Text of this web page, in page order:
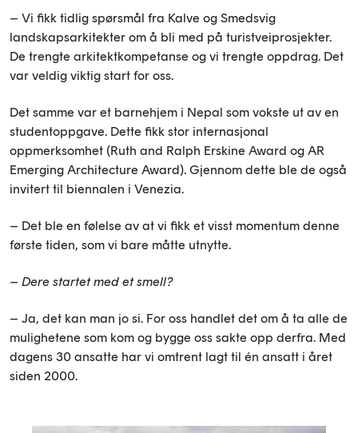
– Vi fikk tidlig spørsmål fra Kalve og Smedsvig
landskapsarkitekter om å bli med på turistveiprosjekter.
De trengte arkitektkompetanse og vi trengte oppdrag. Det
var veldig viktig start for oss.
Det samme var et barnehjem i Nepal som vokste ut av en
studentoppgave. Dette fikk stor internasjonal
oppmerksomhet (Ruth and Ralph Erskine Award og AR
Emerging Architecture Award). Gjennom dette ble de også
invitert til biennalen i Venezia.
– Det ble en følelse av at vi fikk et visst momentum denne
første tiden, som vi bare måtte utnytte.
– Dere startet med et smell?
– Ja, det kan man jo si. For oss handlet det om å ta alle de
mulighetene som kom og bygge oss sakte opp derfra. Med
dagens 30 ansatte har vi omtrent lagt til én ansatt i året
siden 2000.